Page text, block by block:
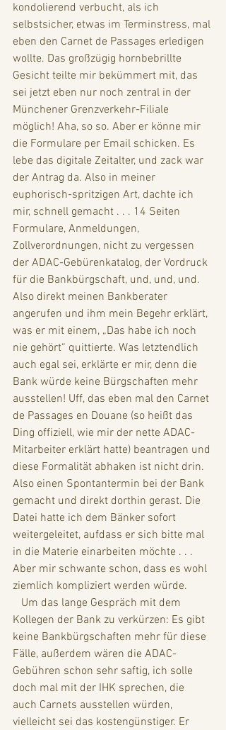
kondolierend verbucht, als ich
selbstsicher, etwas im Terminstress, mal
eben den Carnet de Passages erledigen
wollte. Das großzügig hornbebrillte
Gesicht teilte mir bekümmert mit, das
sei jetzt eben nur noch zentral in der
Münchener Grenzverkehr-Filiale
möglich! Aha, so so. Aber er könne mir
die Formulare per Email schicken. Es
lebe das digitale Zeitalter, und zack war
der Antrag da. Also in meiner
euphorisch-spritzigen Art, dachte ich
mir, schnell gemacht . . . 14 Seiten
Formulare, Anmeldungen,
Zollverordnungen, nicht zu vergessen
der ADAC-Gebürenkatalog, der Vordruck
für die Bankbürgschaft, und, und, und.
Also direkt meinen Bankberater
angerufen und ihm mein Begehr erklärt,
was er mit einem, „Das habe ich noch
nie gehört“ quittierte. Was letztendlich
auch egal sei, erklärte er mir, denn die
Bank würde keine Bürgschaften mehr
ausstellen! Uff, das eben mal den Carnet
de Passages en Douane (so heißt das
Ding offiziell, wie mir der nette ADAC-
Mitarbeiter erklärt hatte) beantragen und
diese Formalität abhaken ist nicht drin.
Also einen Spontantermin bei der Bank
gemacht und direkt dorthin gerast. Die
Datei hatte ich dem Bänker sofort
weitergeleitet, aufdass er sich bitte mal
in die Materie einarbeiten möchte . . .
Aber mir schwante schon, dass es wohl
ziemlich kompliziert werden würde.
Kollegen der Bank zu verkürzen: Es gibt
keine Bankbürgschaften mehr für diese
Fälle, außerdem wären die ADAC-
Gebühren schon sehr saftig, ich solle
doch mal mit der IHK sprechen, die
auch Carnets ausstellen würden,
vielleicht sei das kostengünstiger. Er